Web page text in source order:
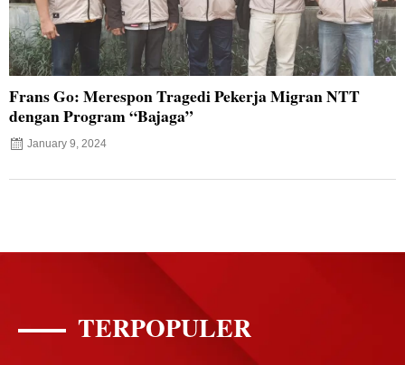
Frans Go: Merespon Tragedi Pekerja Migran NTT
dengan Program “Bajaga”
January 9, 2024
TERPOPULER